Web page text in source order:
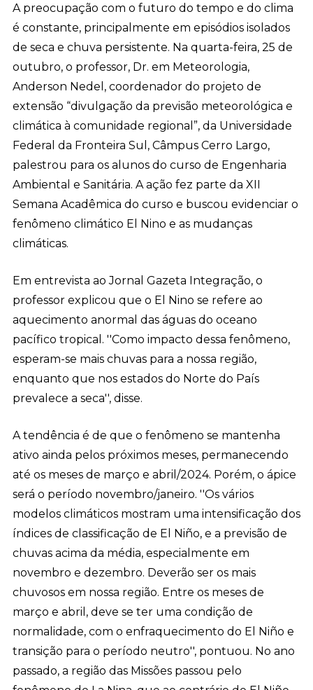
A preocupação com o futuro do tempo e do clima
é constante, principalmente em episódios isolados
de seca e chuva persistente. Na quarta-feira, 25 de
outubro, o professor, Dr. em Meteorologia,
Anderson Nedel, coordenador do projeto de
extensão “divulgação da previsão meteorológica e
climática à comunidade regional”, da Universidade
Federal da Fronteira Sul, Câmpus Cerro Largo,
palestrou para os alunos do curso de Engenharia
Ambiental e Sanitária. A ação fez parte da XII
Semana Acadêmica do curso e buscou evidenciar o
fenômeno climático El Nino e as mudanças
climáticas.
Em entrevista ao Jornal Gazeta Integração, o
professor explicou que o El Nino se refere ao
aquecimento anormal das águas do oceano
pacífico tropical. ''Como impacto dessa fenômeno,
esperam-se mais chuvas para a nossa região,
enquanto que nos estados do Norte do País
prevalece a seca'', disse.
A tendência é de que o fenômeno se mantenha
ativo ainda pelos próximos meses, permanecendo
até os meses de março e abril/2024. Porém, o ápice
será o período novembro/janeiro. ''Os vários
modelos climáticos mostram uma intensificação dos
índices de classificação de El Niño, e a previsão de
chuvas acima da média, especialmente em
novembro e dezembro. Deverão ser os mais
chuvosos em nossa região. Entre os meses de
março e abril, deve se ter uma condição de
normalidade, com o enfraquecimento do El Niño e
transição para o período neutro'', pontuou. No ano
passado, a região das Missões passou pelo